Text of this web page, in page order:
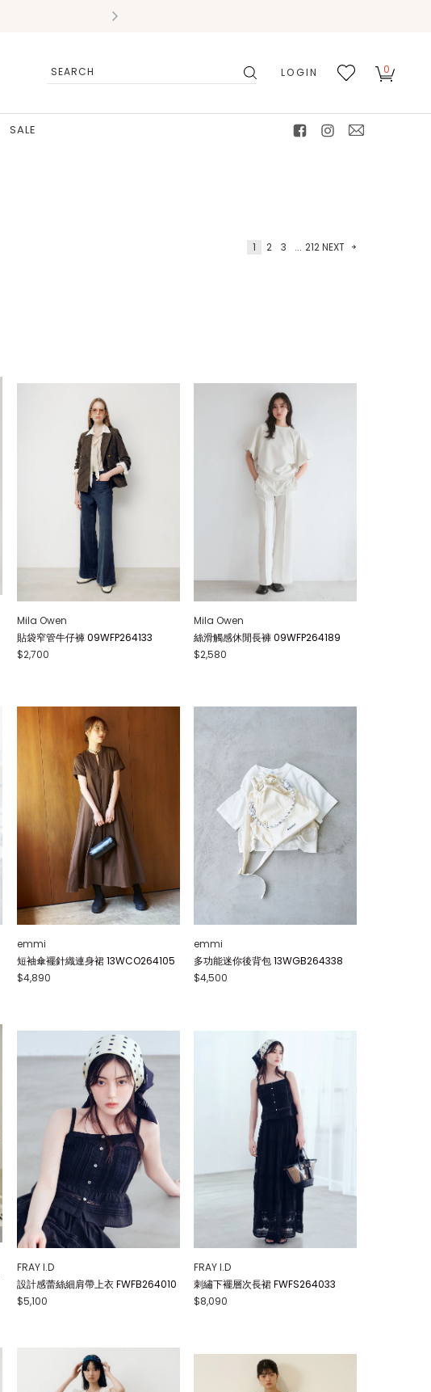
LOGIN 0
SALE
1 2 3 ... 212NEXT
Mila Owen
貼袋窄管牛仔褲 09WFP264133
$2,700
Mila Owen
絲滑觸感休閒長褲 09WFP264189
$2,580
emmi
短袖傘襬針織連身裙 13WCO264105
$4,890
emmi
多功能迷你後背包 13WGB264338
$4,500
FRAY I.D
設計感蕾絲細肩帶上衣 FWFB264010
$5,100
FRAY I.D
刺繡下襬層次長裙 FWFS264033
$8,090